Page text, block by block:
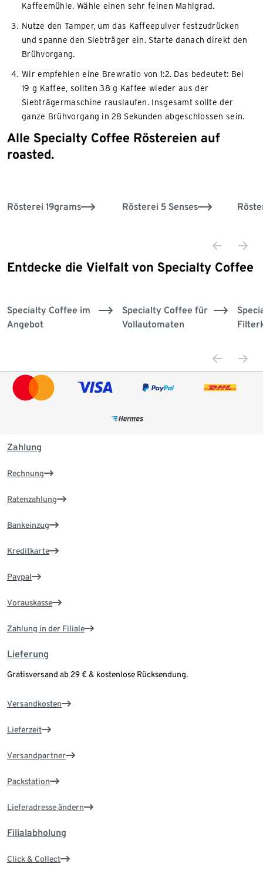
Kaffeemühle. Wähle einen sehr feinen Mahlgrad.
Nutze den Tamper, um das Kaffeepulver festzudrücken
und spanne den Siebträger ein. Starte danach direkt den
Brühvorgang.
Wir empfehlen eine Brewratio von 1:2. Das bedeutet: Bei
19 g Kaffee, sollten 38 g Kaffee wieder aus der
Siebträgermaschine rauslaufen. Insgesamt sollte der
ganze Brühvorgang in 28 Sekunden abgeschlossen sein.
Alle Specialty Coffee Röstereien auf
roasted.
Rösterei 19grams Rösterei 5 Senses
Ende der Auflistung
Entdecke die Vielfalt von Specialty Coffee
Specialty Coffee im
Angebot
Specialty Coffee für
Vollautomaten
Ende der Auflistung
Zahlung
Rechnung
Ratenzahlung
Bankeinzug
Kreditkarte
Paypal
Vorauskasse
Zahlung in der Filiale
Lieferung
Gratisversand ab 29 € & kostenlose Rücksendung.
Versandkosten
Lieferzeit
Versandpartner
Packstation
Lieferadresse ändern
Filialabholung
Click & Collect